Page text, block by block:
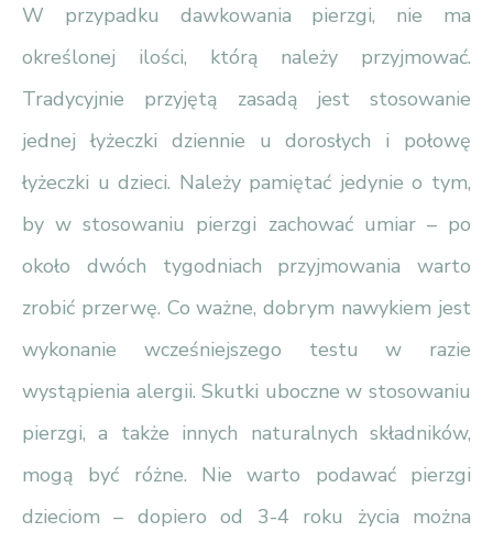
W przypadku dawkowania pierzgi, nie ma
określonej ilości, którą należy przyjmować.
Tradycyjnie przyjętą zasadą jest stosowanie
jednej łyżeczki dziennie u dorosłych i połowę
łyżeczki u dzieci. Należy pamiętać jedynie o tym,
by w stosowaniu pierzgi zachować umiar – po
około dwóch tygodniach przyjmowania warto
zrobić przerwę. Co ważne, dobrym nawykiem jest
wykonanie wcześniejszego testu w razie
wystąpienia alergii. Skutki uboczne w stosowaniu
pierzgi, a także innych naturalnych składników,
mogą być różne. Nie warto podawać pierzgi
dzieciom – dopiero od 3-4 roku życia można